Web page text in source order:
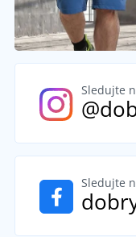
Sledujte
Sledujte